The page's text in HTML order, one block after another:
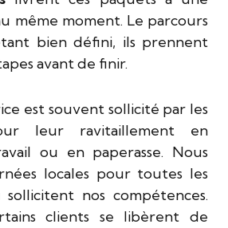
même moment. Le parcours
bien défini, ils prennent
avant de finir.
est souvent sollicité par les
leur ravitaillement en
ou en paperasse. Nous
locales pour toutes les
sollicitent nos compétences.
clients se libèrent de